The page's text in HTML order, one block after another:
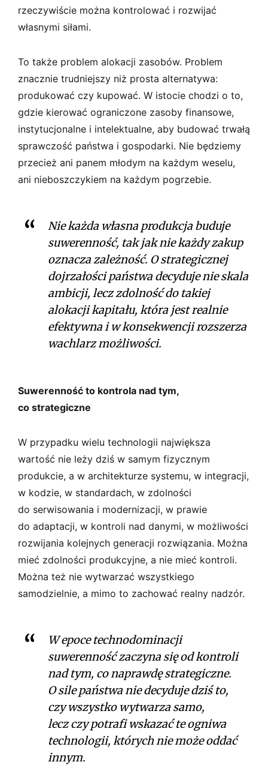
rzeczywiście można kontrolować i rozwijać
własnymi siłami.
To także problem alokacji zasobów. Problem
znacznie trudniejszy niż prosta alternatywa:
produkować czy kupować. W istocie chodzi o to,
gdzie kierować ograniczone zasoby finansowe,
instytucjonalne i intelektualne, aby budować trwałą
sprawczość państwa i gospodarki. Nie będziemy
przecież ani panem młodym na każdym weselu,
ani nieboszczykiem na każdym pogrzebie.
Nie każda własna produkcja buduje
suwerenność, tak jak nie każdy zakup
oznacza zależność. O strategicznej
dojrzałości państwa decyduje nie skala
ambicji, lecz zdolność do takiej
alokacji kapitału, która jest realnie
efektywna i w konsekwencji rozszerza
wachlarz możliwości.
Suwerenność to kontrola nad tym,
co strategiczne
W przypadku wielu technologii największa
wartość nie leży dziś w samym fizycznym
produkcie, a w architekturze systemu, w integracji,
w kodzie, w standardach, w zdolności
do serwisowania i modernizacji, w prawie
do adaptacji, w kontroli nad danymi, w możliwości
rozwijania kolejnych generacji rozwiązania. Można
mieć zdolności produkcyjne, a nie mieć kontroli.
Można też nie wytwarzać wszystkiego
samodzielnie, a mimo to zachować realny nadzór.
W epoce technodominacji
suwerenność zaczyna się od kontroli
nad tym, co naprawdę strategiczne.
O sile państwa nie decyduje dziś to,
czy wszystko wytwarza samo,
lecz czy potrafi wskazać te ogniwa
technologii, których nie może oddać
innym.